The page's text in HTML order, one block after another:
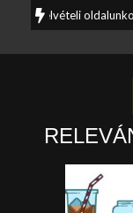
content
oldalunkon.